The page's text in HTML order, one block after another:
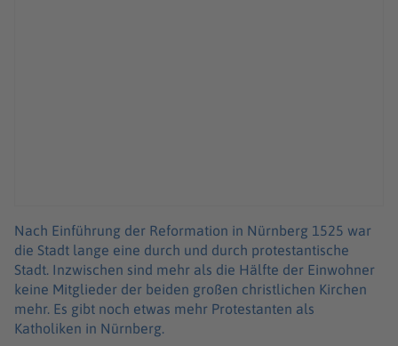
Nach Einführung der Reformation in Nürnberg 1525 war
die Stadt lange eine durch und durch protestantische
Stadt. Inzwischen sind mehr als die Hälfte der Einwohner
keine Mitglieder der beiden großen christlichen Kirchen
mehr. Es gibt noch etwas mehr Protestanten als
Katholiken in Nürnberg.